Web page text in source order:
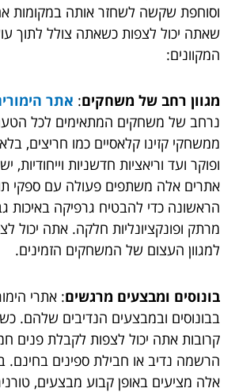
וסוחפת שקשה לשחזר אותה במקומות
שאתה יכול לצפות כשאתה צולל לתוך
המקוונים:
מגוון רחב של משחקים: אתר
נרחב של משחקים המתאימים לכל
ממשחקי קזינו קלאסיים כמו חריצים,
ופוקר ועד וריאציות חדשניות
אתרים אלה משתפים פעולה עם ספקי
הראשונה כדי להבטיח גרפיקה באיכות
מרתק ופונקציונליות חלקה. אתה יכול
למגוון העצום של המשחקים הזמינים.
בונוסים ומבצעים מרגשים: אתרי
בבונוסים ובמבצעים הנדיבים שלהם.
קרובות אתה יכול לצפות לקבלת פנים
הרשמה נדיב או חבילת ספינים בחינם.
אלה מציעים באופן קבוע מבצעים,